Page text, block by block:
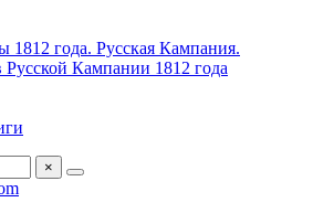
1812 года. Русская Кампания.
Кампании 1812 года
×